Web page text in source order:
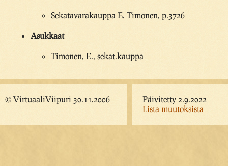
Sekatavarakauppa E. Timonen, p.3726
Asukkaat
Timonen, E., sekat.kauppa
© VirtuaaliViipuri 30.11.2006
Päivitetty 2.9.2022
Lista muutoksista